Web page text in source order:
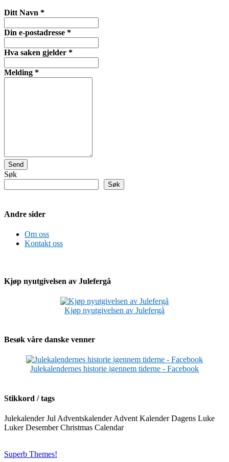
Ditt Navn *
Din e-postadresse *
Hva saken gjelder *
Melding *
Send
Søk
Søk
Andre sider
Om oss
Kontakt oss
Kjøp nyutgivelsen av Julefergå
Kjøp nyutgivelsen av Julefergå
Besøk våre danske venner
Julekalendernes historie igennem tiderne - Facebook
Stikkord / tags
Julekalender Jul Adventskalender Advent Kalender Dagens Luke
Luker Desember Christmas Calendar
Superb Themes!